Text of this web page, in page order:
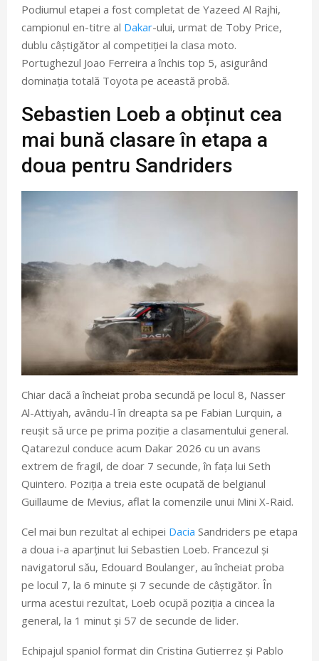
Podiumul etapei a fost completat de Yazeed Al Rajhi,
campionul en-titre al Dakar-ului, urmat de Toby Price,
dublu câștigător al competiției la clasa moto.
Portughezul Joao Ferreira a închis top 5, asigurând
dominația totală Toyota pe această probă.
Sebastien Loeb a obținut cea
mai bună clasare în etapa a
doua pentru Sandriders
Chiar dacă a încheiat proba secundă pe locul 8, Nasser
Al-Attiyah, avându-l în dreapta sa pe Fabian Lurquin, a
reușit să urce pe prima poziție a clasamentului general.
Qatarezul conduce acum Dakar 2026 cu un avans
extrem de fragil, de doar 7 secunde, în fața lui Seth
Quintero. Poziția a treia este ocupată de belgianul
Guillaume de Mevius, aflat la comenzile unui Mini X-Raid.
Cel mai bun rezultat al echipei Dacia Sandriders pe etapa
a doua i-a aparținut lui Sebastien Loeb. Francezul și
navigatorul său, Edouard Boulanger, au încheiat proba
pe locul 7, la 6 minute și 7 secunde de câștigător. În
urma acestui rezultat, Loeb ocupă poziția a cincea la
general, la 1 minut și 57 de secunde de lider.
Echipajul spaniol format din Cristina Gutierrez și Pablo